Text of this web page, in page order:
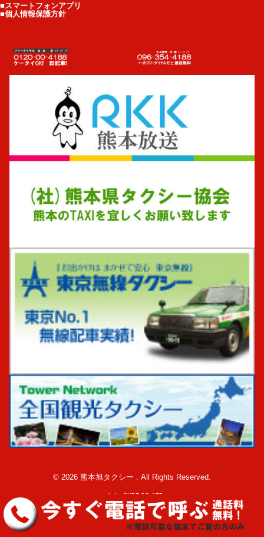
■スマートフォンアプリ
■個人情報保護方針
© 2026 熊本旭タクシー . All Rights Reserved.
made by CUBE CO.,LTD.